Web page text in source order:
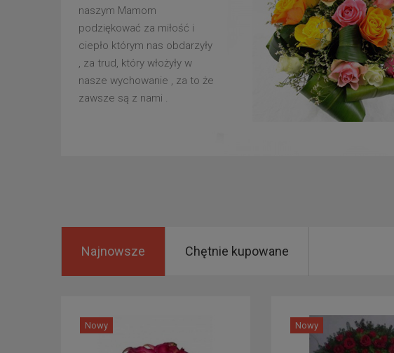
naszym Mamom
podziękować za miłość i
ciepło którym nas obdarzyły
, za trud, który włożyły w
nasze wychowanie , za to że
zawsze są z nami .
Najnowsze Chętnie kupowane
Nowy Nowy